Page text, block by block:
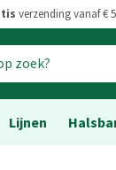
verzending vanaf €
Lijnen